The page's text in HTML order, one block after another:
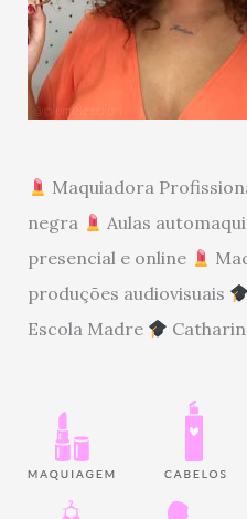
Maquiadora
negra
Aulas
presencial e online
produções audiovisuais
Escola Madre